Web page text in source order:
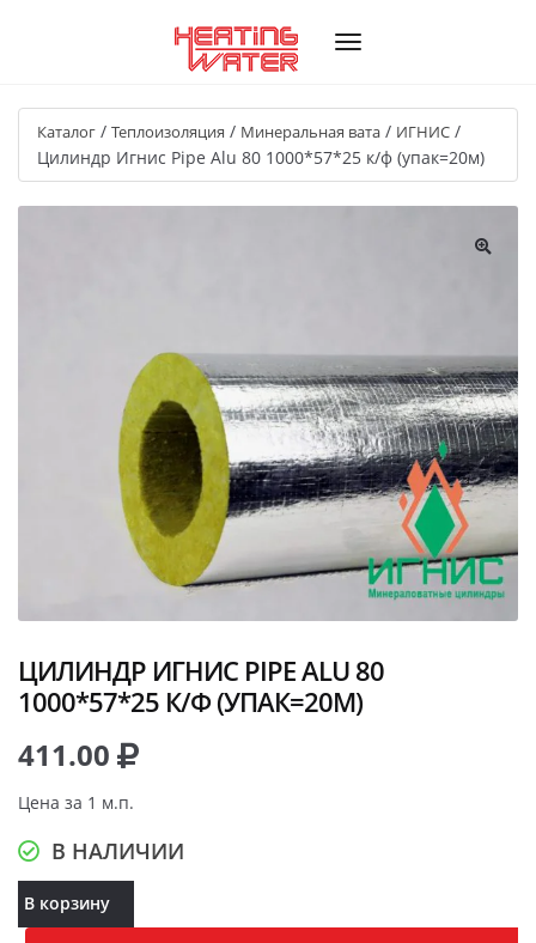
Каталог / Теплоизоляция / Минеральная вата / ИГНИС /
Цилиндр Игнис Pipe Alu 80 1000*57*25 к/ф (упак=20м)
ЦИЛИНДР ИГНИС PIPE ALU 80
1000*57*25 К/Ф (УПАК=20М)
411.00
Цена за 1 м.п.
В НАЛИЧИИ
В корзину